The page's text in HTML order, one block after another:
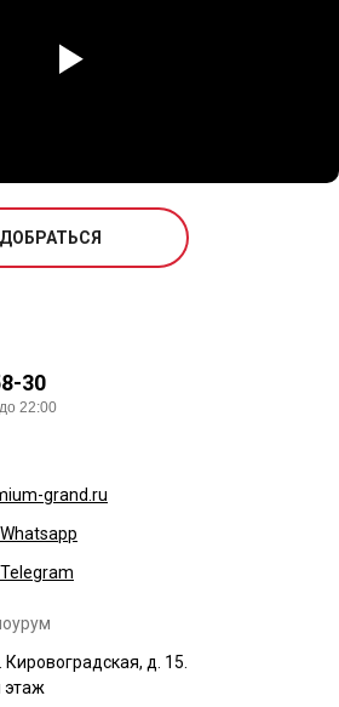
grand.ru
30
22:00
д. 15.
этаж